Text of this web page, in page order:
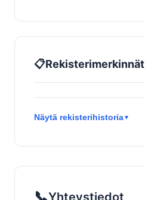
📋Rekisterimerkinnät
Näytä rekisterihistoria▼
Yhteystiedot